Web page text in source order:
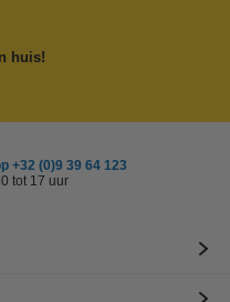
huis!
+32 (0)9 39 64 123
tot 17 uur